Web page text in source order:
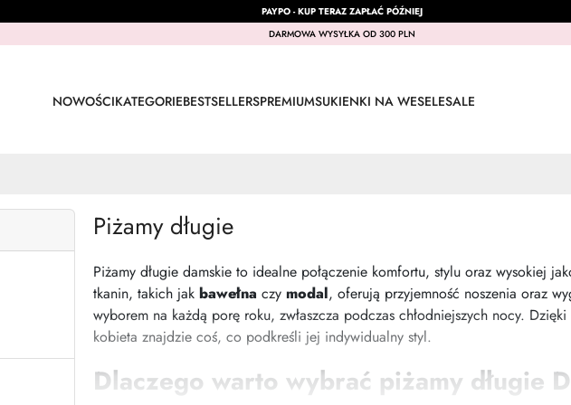
PAYPO - KUP TERAZ ZAPŁAĆ PÓŹNIEJ
DARMOWA WYSYŁKA OD 300 PLN
NOWOŚCIKATEGORIEBESTSELLERSPREMIUMSUKIENKI NA WESELESALE
Piżamy długie
Piżamy długie damskie to idealne połączenie komfortu, stylu oraz wysokiej
tkanin, takich jak bawełna czy modal, oferują przyjemność noszenia oraz
wyborem na każdą porę roku, zwłaszcza podczas chłodniejszych nocy.
kobieta znajdzie coś, co podkreśli jej indywidualny styl.
Dlaczego warto wybrać piżamy długie